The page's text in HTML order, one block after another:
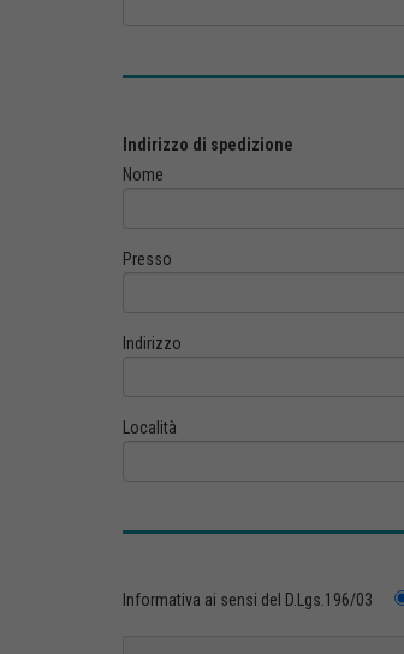
Indirizzo di spedizione
Nome
Presso
Indirizzo
Località
Informativa ai sensi del D.Lgs.196/03